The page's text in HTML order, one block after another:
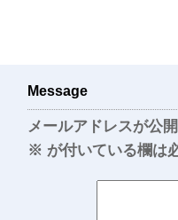
Message
メールアドレスが公
※ が付いている欄は